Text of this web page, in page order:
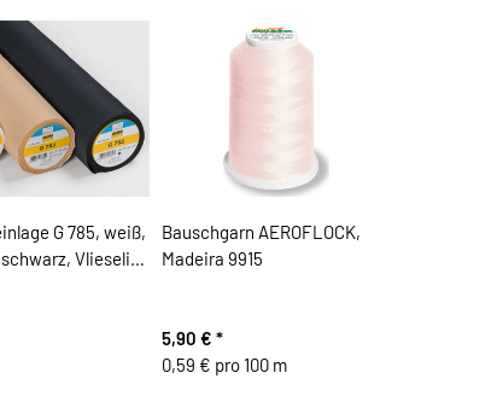
G 785, weiß,
Vlieseline
Bauschgarn AEROFLOCK,
Madeira 9915
5,90 € *
0,59 € pro 100 m